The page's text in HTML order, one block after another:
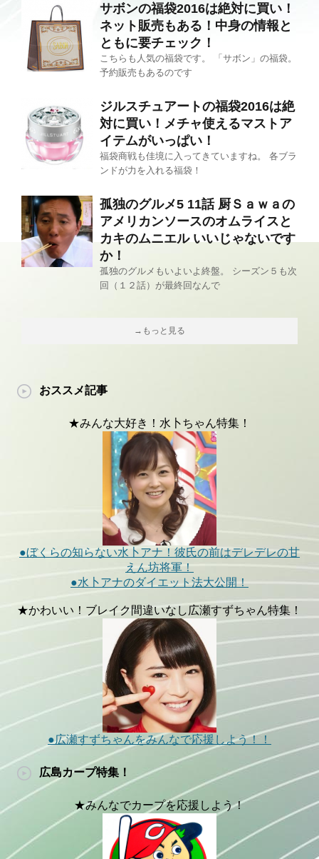
サボンの福袋2016は絶対に買い！
ネット販売もある！中身の情報と
ともに要チェック！
こちらも人気の福袋です。 「サボン」の福袋。
予約販売もあるのです
ジルスチュアートの福袋2016は絶
対に買い！メチャ使えるマストア
イテムがいっぱい！
福袋商戦も佳境に入ってきていますね。 各ブラ
ンドが力を入れる福袋！
孤独のグルメ5 11話 厨Ｓａｗａの
アメリカンソースのオムライスと
カキのムニエル いいじゃないです
か！
孤独のグルメもいよいよ終盤。 シーズン５も次
回（１２話）が最終回なんで
→もっと見る
おススメ記事
★みんな大好き！水卜ちゃん特集！
●ぼくらの知らない水卜アナ！彼氏の前はデレデレの甘
えん坊将軍！
●水卜アナのダイエット法大公開！
★かわいい！ブレイク間違いなし広瀬すずちゃん特集！
●広瀬すずちゃんをみんなで応援しよう！！
広島カープ特集！
★みんなでカープを応援しよう！